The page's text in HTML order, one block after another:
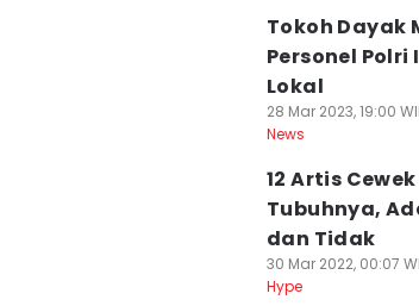
Tokoh Dayak
Personel
Lokal
28 Mar 2023, 19:00
News
12 Artis
Tubuhnya,
dan Tidak
30 Mar 2022, 00:07
Hype